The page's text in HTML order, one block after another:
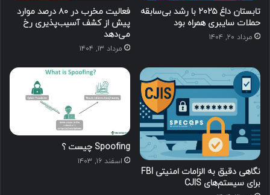
تابستان داغ ۲۰۲۵ با رشد بی‌سابقه
حملات سایبری همراه بود
مرداد ۲۰, ۱۴۰۴
فعالیت مخرب در ۸۰ درصد موارد
پیش از کشف آسیب‌پذیری‌ رخ
می‌دهد
مرداد ۱۳, ۱۴۰۴
نگاهی دقیق به الزامات امنیتی FBI
برای سیستم‌های CJIS
Spoofing چیست ؟
اسفند ۱۶, ۱۴۰۳